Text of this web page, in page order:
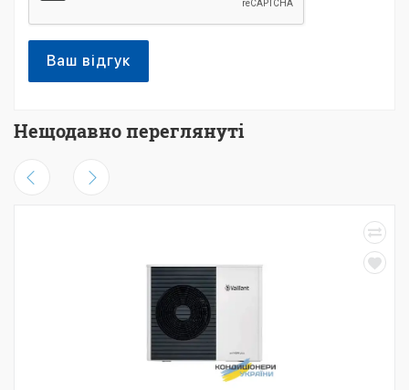
Ваш відгук
Нещодавно переглянуті